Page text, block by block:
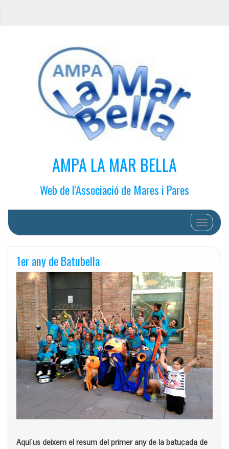
AMPA LA MAR BELLA
Web de l'Associació de Mares i Pares
Cambiar
1er any de Batubella
Aquí us deixem el resum del primer any de la batucada de